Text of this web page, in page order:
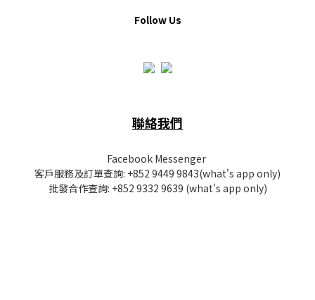
Follow Us
聯絡我們
Facebook Messenger
客戶服務及訂單查詢: +852 9449 9843(what's app only)
批發合作查詢: +852 9332 9639 (what's app only)